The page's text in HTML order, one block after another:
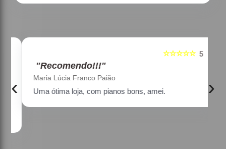
5
☆☆☆☆☆
"Recomendo!!!"
Maria Lúcia Franco Paião
Uma ótima loja, com pianos bons, amei.
‹ ›